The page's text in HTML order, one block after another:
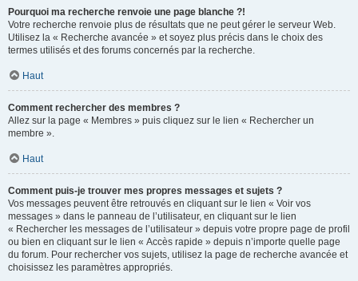
Pourquoi ma recherche renvoie une page blanche ?!
Votre recherche renvoie plus de résultats que ne peut gérer le serveur Web.
Utilisez la « Recherche avancée » et soyez plus précis dans le choix des
termes utilisés et des forums concernés par la recherche.
Haut
Comment rechercher des membres ?
Allez sur la page « Membres » puis cliquez sur le lien « Rechercher un
membre ».
Haut
Comment puis-je trouver mes propres messages et sujets ?
Vos messages peuvent être retrouvés en cliquant sur le lien « Voir vos
messages » dans le panneau de l’utilisateur, en cliquant sur le lien
« Rechercher les messages de l’utilisateur » depuis votre propre page de profil
ou bien en cliquant sur le lien « Accès rapide » depuis n’importe quelle page
du forum. Pour rechercher vos sujets, utilisez la page de recherche avancée et
choisissez les paramètres appropriés.